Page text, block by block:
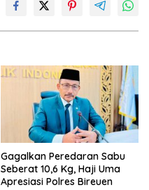
Gagalkan Peredaran Sabu
Seberat 10,6 Kg, Haji Uma
Apresiasi Polres Bireuen